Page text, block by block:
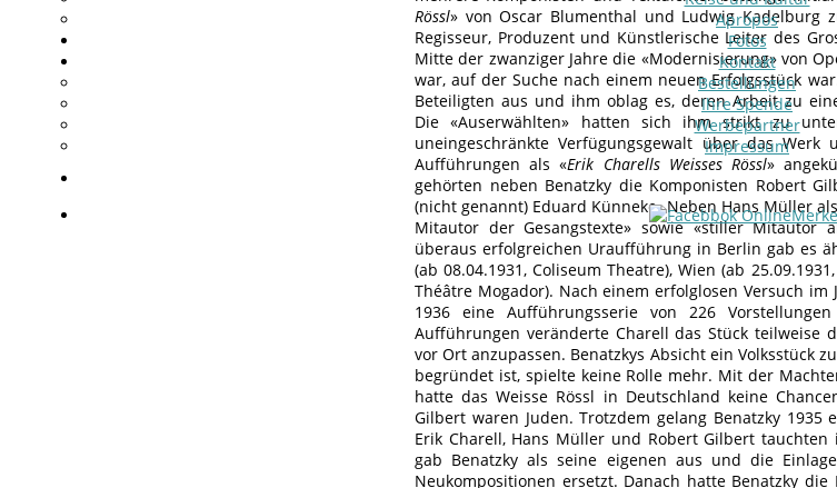
Apropos
Fotos
Kontakt
Bestellungen
Ihre Spende
Werbepartner
Impressum
Rössl» von Oscar Blumenthal und Ludwig Kadelburg
Regisseur, Produzent und Künstlerische Leiter des
Mitte der zwanziger Jahre die «Modernisierung» von
war, auf der Suche nach einem neuen Erfolgsstück
Beteiligten aus und ihm oblag es, deren Arbeit zu
Die «Auserwählten» hatten sich ihm strikt zu
uneingeschränkte Verfügungsgewalt über das
Aufführungen als «Erik Charells Weisses Rössl»
gehörten neben Benatzky die Komponisten Robert
(nicht genannt) Eduard Künneke. Neben Hans Müller
Mitautor der Gesangstexte» sowie «stiller Mitautor
überaus erfolgreichen Uraufführung in Berlin gab es
(ab 08.04.1931, Coliseum Theatre), Wien (ab
Théâtre Mogador). Nach einem erfolglosen Versuch
1936 eine Aufführungsserie von 226
Aufführungen veränderte Charell das Stück teilweise
vor Ort anzupassen. Benatzkys Absicht ein Volksstück
begründet ist, spielte keine Rolle mehr. Mit der
hatte das Weisse Rössl in Deutschland keine
Gilbert waren Juden. Trotzdem gelang Benatzky
Erik Charell, Hans Müller und Robert Gilbert
gab Benatzky als seine eigenen aus und die
Neukompositionen ersetzt. Danach hatte Benatzky die